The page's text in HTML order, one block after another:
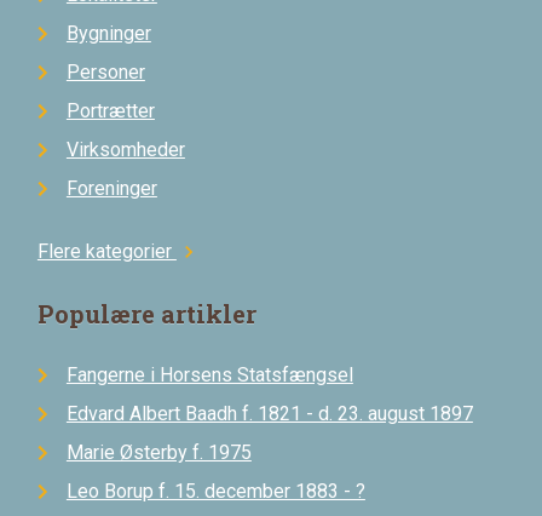
Bygninger
Personer
Portrætter
Virksomheder
Foreninger
Flere kategorier chevron_right
Populære artikler
Fangerne i Horsens Statsfængsel
Edvard Albert Baadh f. 1821 - d. 23. august 1897
Marie Østerby f. 1975
Leo Borup f. 15. december 1883 - ?